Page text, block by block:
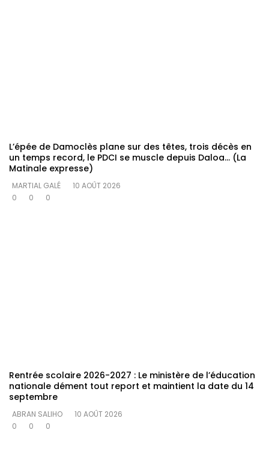
L’épée de Damoclès plane sur des têtes, trois décès en
un temps record, le PDCI se muscle depuis Daloa… (La
Matinale expresse)
MARTIAL GALÉ
10 AOÛT 2026
0
0 0
Rentrée scolaire 2026-2027 : Le ministère de l’éducation
nationale dément tout report et maintient la date du 14
septembre
ABRAN SALIHO
10 AOÛT 2026
0
0 0